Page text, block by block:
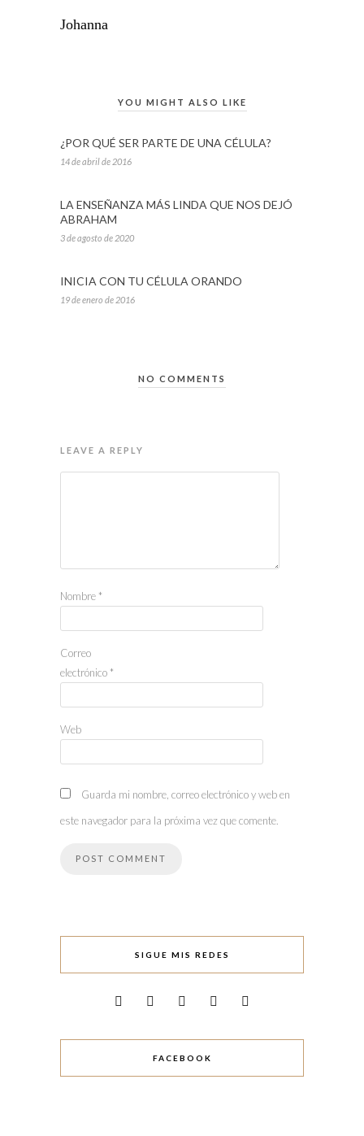
Johanna
YOU MIGHT ALSO LIKE
¿POR QUÉ SER PARTE DE UNA CÉLULA?
14 de abril de 2016
LA ENSEÑANZA MÁS LINDA QUE NOS DEJÓ
ABRAHAM
3 de agosto de 2020
INICIA CON TU CÉLULA ORANDO
19 de enero de 2016
NO COMMENTS
LEAVE A REPLY
Nombre *
Correo
electrónico *
Web
Guarda mi nombre, correo electrónico y web en
este navegador para la próxima vez que comente.
SIGUE MIS REDES
FACEBOOK